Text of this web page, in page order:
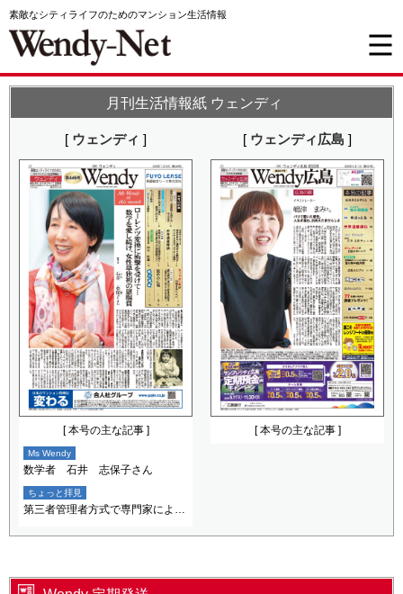
素敵なシティライフのためのマンション生活情報
月刊生活情報紙 ウェンディ
[ ウェンディ ]
[ 本号の主な記事 ]
Ms Wendy
数学者 石井 志保子さん
ちょっと拝見
第三者管理者方式で専門家による迅速な対応 区分所有者の負担軽減
[ ウェンディ広島 ]
[ 本号の主な記事 ]